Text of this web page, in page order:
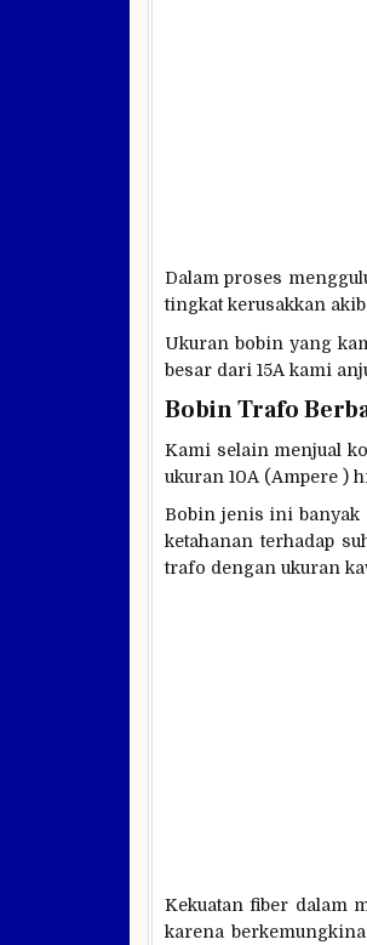
Dalam proses
tingkat kerusakkan
Ukuran bobin yang
besar dari 15A kami
Bobin Trafo
Kami selain menjual
ukuran 10A (Ampere )
Bobin jenis ini banyak
ketahanan terhadap
trafo dengan ukuran
Kekuatan fiber dalam
karena